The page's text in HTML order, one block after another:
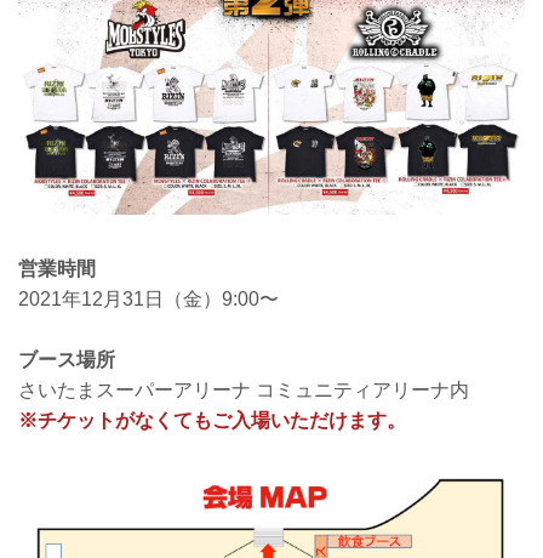
営業時間
2021年12月31日（金）9:00〜
ブース場所
さいたまスーパーアリーナ コミュニティアリーナ内
※チケットがなくてもご入場いただけます。